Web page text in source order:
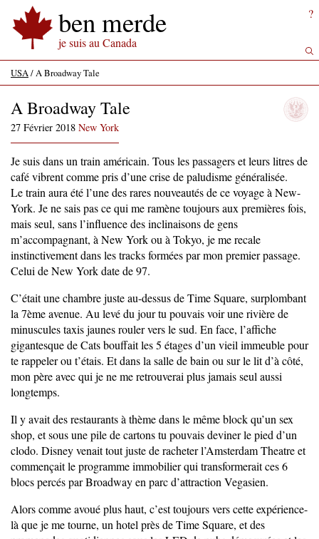
ben merde
je suis au Canada
?
USA / A Broadway Tale
A Broadway Tale
27 Février 2018 New York
Je suis dans un train américain. Tous les passagers et leurs litres de
café vibrent comme pris d’une crise de paludisme généralisée.
Le train aura été l’une des rares nouveautés de ce voyage à New-
York. Je ne sais pas ce qui me ramène toujours aux premières fois,
mais seul, sans l’influence des inclinaisons de gens
m’accompagnant, à New York ou à Tokyo, je me recale
instinctivement dans les tracks formées par mon premier passage.
Celui de New York date de 97.
C’était une chambre juste au-dessus de Time Square, surplombant
la 7ème avenue. Au levé du jour tu pouvais voir une rivière de
minuscules taxis jaunes rouler vers le sud. En face, l’affiche
gigantesque de Cats bouffait les 5 étages d’un vieil immeuble pour
te rappeler ou t’étais. Et dans la salle de bain ou sur le lit d’à côté,
mon père avec qui je ne me retrouverai plus jamais seul aussi
longtemps.
Il y avait des restaurants à thème dans le même block qu’un sex
shop, et sous une pile de cartons tu pouvais deviner le pied d’un
clodo. Disney venait tout juste de racheter l’Amsterdam Theatre et
commençait le programme immobilier qui transformerait ces 6
blocs percés par Broadway en parc d’attraction Vegasien.
Alors comme avoué plus haut, c’est toujours vers cette expérience-
là que je me tourne, un hotel près de Time Square, et des